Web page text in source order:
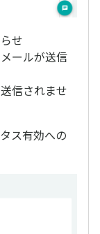
せ
ールが送信
信されませ
ス有効への